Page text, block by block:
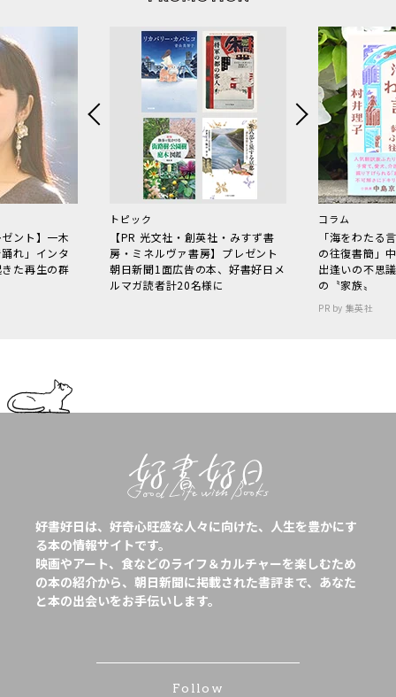
ント】一木
れ」インタ
た再生の群
トピック
【PR 光文社・創英社・みすず書
房・ミネルヴァ書房】プレゼント
朝日新聞1面広告の本、好書好日メ
ルマガ読者計20名様に
コラム
「海をわた
の往復書簡」
出逢いの不思
の〝家族〟
PR by 集英社
好書好日は、好奇心旺盛な人々に向けた、人生を豊かにす
る本の情報サイトです。
映画やアート、食などのライフ＆カルチャーを楽しむため
の本の紹介から、朝日新聞に掲載された書評まで、あなた
と本の出会いをお手伝いします。
Follow